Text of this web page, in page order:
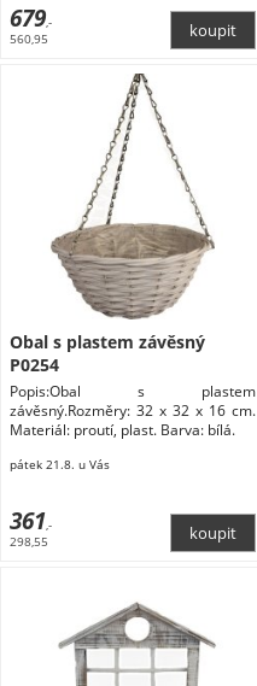
679,-
560,95
Obal s plastem závěsný
P0254
Popis:Obal s plastem
závěsný.Rozměry: 32 x 32 x 16 cm.
Materiál: proutí, plast. Barva: bílá.
pátek 21.8. u Vás
361,-
298,55